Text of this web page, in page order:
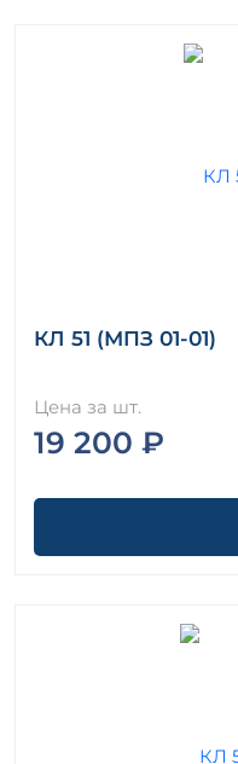
КЛ 51 (МПЗ 01-01)
Цена за шт.
19 200 ₽